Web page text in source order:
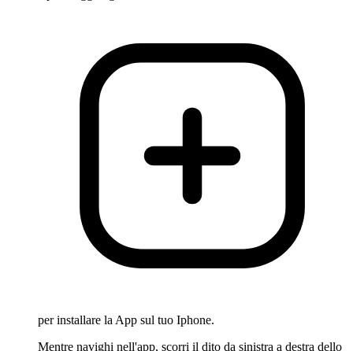
per installare la App sul tuo Iphone.
Mentre navighi nell'app, scorri il dito da sinistra a destra dello